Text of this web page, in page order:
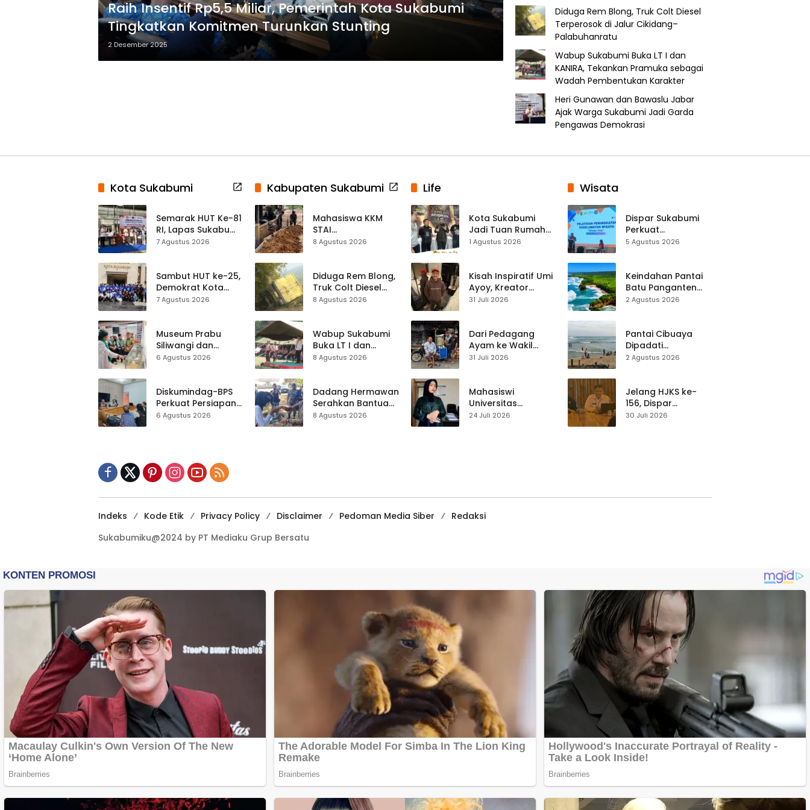
Raih Insentif Rp5,5 Miliar, Pemerintah Kota Sukabumi
Tingkatkan Komitmen Turunkan Stunting
2 Desember 2025
Diduga Rem Blong, Truk Colt Diesel
Terperosok di Jalur Cikidang–
Palabuhanratu
Wabup Sukabumi Buka LT I dan
KANIRA, Tekankan Pramuka sebagai
Wadah Pembentukan Karakter
Heri Gunawan dan Bawaslu Jabar
Ajak Warga Sukabumi Jadi Garda
Pengawas Demokrasi
Kota Sukabumi
Semarak HUT Ke-81
RI, Lapas Sukabumi
Resmi Gelar Pekan
7 Agustus 2026
Sambut HUT ke-25,
Demokrat Kota
Sukabumi
ASRI Lewat Aksi
Bersih Masjid
Agung
7 Agustus 2026
Museum Prabu
Siliwangi dan
Museum Keramik
Hampir 500 Koleksi
Dipisahkan
6 Agustus 2026
Diskumindag-BPS
Perkuat Persiapan
Sensus Ekonomi,
6 Agustus 2026
Kabupaten Sukabumi
Mahasiswa KKM
STAI
Palabuhanratu
Jalan Majelis Ta’lim
di Sagaranten
8 Agustus 2026
Diduga Rem Blong,
Truk Colt Diesel
Terperosok di Jalur
8 Agustus 2026
Wabup Sukabumi
Buka LT I dan
KANIRA, Tekankan
Pembentukan
Karakter
8 Agustus 2026
Dadang Hermawan
Serahkan Bantuan
Seragam
8 Agustus 2026
Life
Kota Sukabumi
Jadi Tuan Rumah
Kontes Batu Akik
1 Agustus 2026
Kisah Inspiratif Umi
Ayoy, Kreator
TikTok Asal
Live Streaming
31 Juli 2026
Dari Pedagang
Ayam ke Wakil
Ketua DPRD, H.
Pasar Cisaat
31 Juli 2026
Mahasiswi
Universitas
Muhammadiyah
24 Juli 2026
Wisata
Dispar Sukabumi
Perkuat
Keselamatan
Mitigasi hingga
Teknik Evakuasi
5 Agustus 2026
Keindahan Pantai
Batu Panganten
Mulai Dilirik
2 Agustus 2026
Pantai Cibuaya
Dipadati
Wisatawan,
Waspada
2 Agustus 2026
Jelang HJKS ke-
156, Dispar
Kabupaten
30 Juli 2026
Indeks Kode Etik Privacy Policy Disclaimer Pedoman Media Siber
Redaksi
Sukabumiku@2024 by PT Mediaku Grup Bersatu